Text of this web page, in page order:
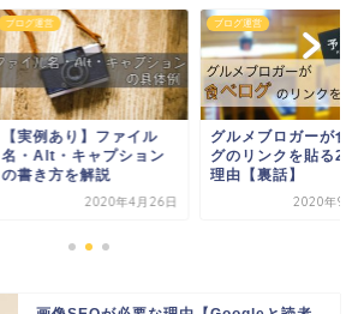
ブログ運営
【実例あり】ファイル
名・Alt・キャプション
の書き方を解説
2020年4月26日
ブログ運営
グルメブロガーが食
グのリンクを貼る2
理由【裏話】
2020年9